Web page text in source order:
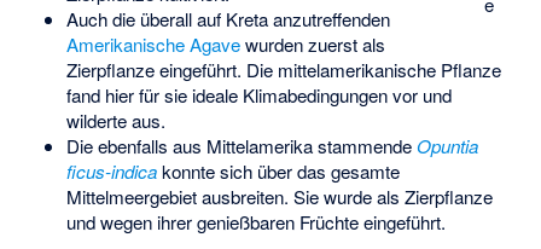
Auch die überall auf Kreta anzutreffenden
Amerikanische Agavewurden zuerst als
Zierpflanze eingeführt. Die mittelamerikanische Pflanze
fand hier für sie ideale Klimabedingungen vor und
wilderte aus.
Die ebenfalls aus Mittelamerika stammendeOpuntia
ficus-indicakonnte sich über das gesamte
Mittelmeergebiet ausbreiten. Sie wurde als Zierpflanze
und wegen ihrer genießbaren Früchte eingeführt.